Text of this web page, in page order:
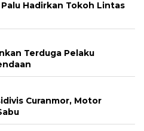
Hadirkan Tokoh Lintas
Terduga Pelaku
Curanmor, Motor